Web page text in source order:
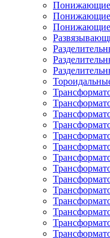
Понижающие
Понижающие
Понижающие